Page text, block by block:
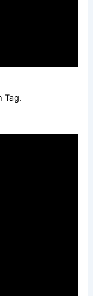
Tag.